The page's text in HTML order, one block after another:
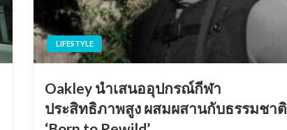
LIFESTYLE
Oakley นำเสนออุปกรณ์กีฬา
ประสิทธิภาพสูง ผสมผสานกับธรรมชาติ